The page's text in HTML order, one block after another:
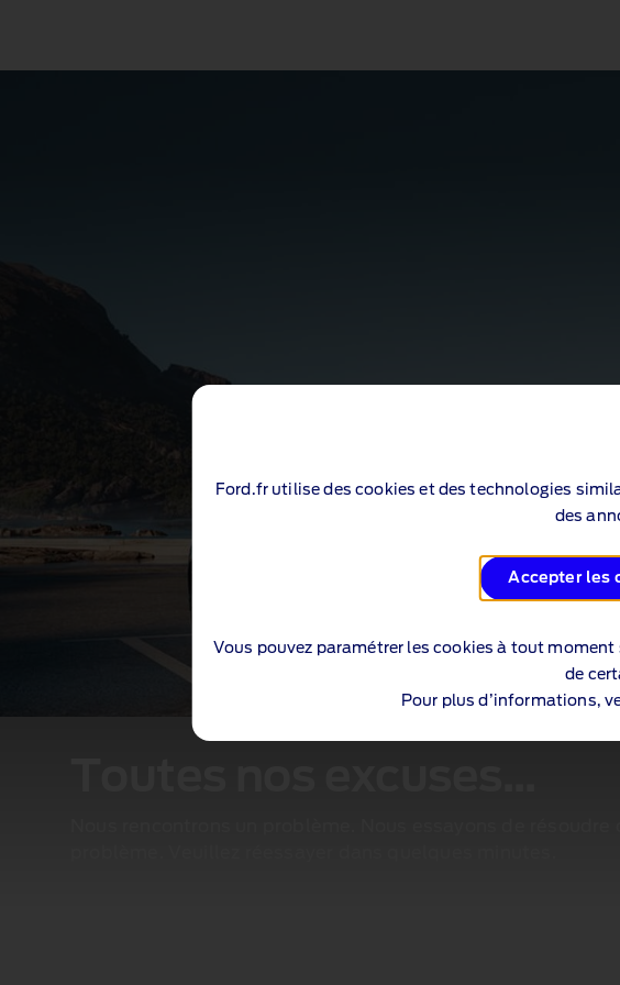
Ford.fr utilise des cookies et des technologies
des
Accepter les
Vous pouvez paramétrer les cookies à tout moment
de
Pour plus d’informations,